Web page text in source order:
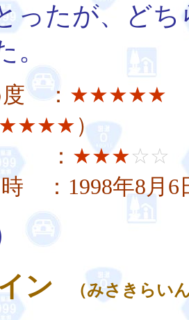
ったが、ど
。
度 ： ★★★★★
）
： ★★★☆☆
：1998年8月
ン （みさきらい